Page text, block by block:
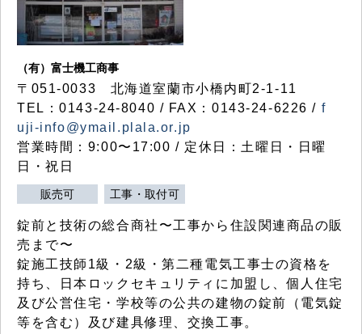
（有）富士機工商事
〒051-0033 北海道室蘭市小橋内町2-1-11
TEL：0143-24-8040 / FAX：0143-24-6226 / f
uji-info@ymail.plala.or.jp
営業時間：9:00〜17:00 / 定休日：土曜日・日曜
日・祝日
販売可 工事・取付可
錠前と技術の総合商社〜工事から住設関連商品の販
売まで〜
錠施工技師1級・2級・第二種電気工事士の資格を
持ち、日本ロックセキュリティに加盟し、個人住宅
及び公営住宅・学校等の公共の建物の錠前（電気錠
等を含む）及び建具修理、交換工事。